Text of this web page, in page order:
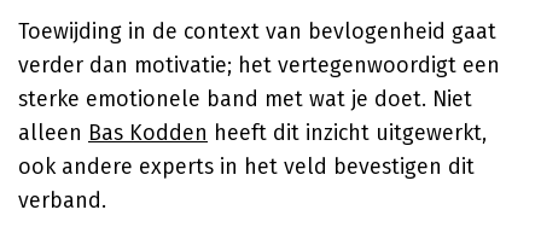
Toewijding in de context van bevlogenheid gaat
verder dan motivatie; het vertegenwoordigt een
sterke emotionele band met wat je doet. Niet
alleen Bas Kodden heeft dit inzicht uitgewerkt,
ook andere experts in het veld bevestigen dit
verband.